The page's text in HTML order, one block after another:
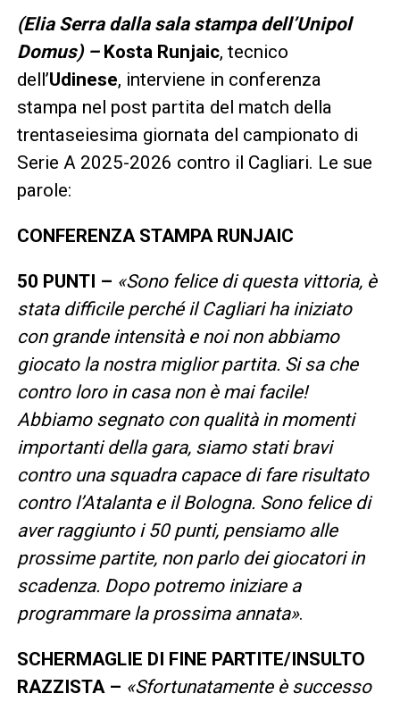
(Elia Serra dalla sala stampa dell’Unipol
Domus) – Kosta Runjaic, tecnico
dell’Udinese, interviene in conferenza
stampa nel post partita del match della
trentaseiesima giornata del campionato di
Serie A 2025-2026 contro il Cagliari. Le sue
parole:
CONFERENZA STAMPA RUNJAIC
50 PUNTI – «Sono felice di questa vittoria, è
stata difficile perché il Cagliari ha iniziato
con grande intensità e noi non abbiamo
giocato la nostra miglior partita. Si sa che
contro loro in casa non è mai facile!
Abbiamo segnato con qualità in momenti
importanti della gara, siamo stati bravi
contro una squadra capace di fare risultato
contro l’Atalanta e il Bologna. Sono felice di
aver raggiunto i 50 punti, pensiamo alle
prossime partite, non parlo dei giocatori in
scadenza. Dopo potremo iniziare a
programmare la prossima annata».
SCHERMAGLIE DI FINE PARTITE/INSULTO
RAZZISTA – «Sfortunatamente è successo